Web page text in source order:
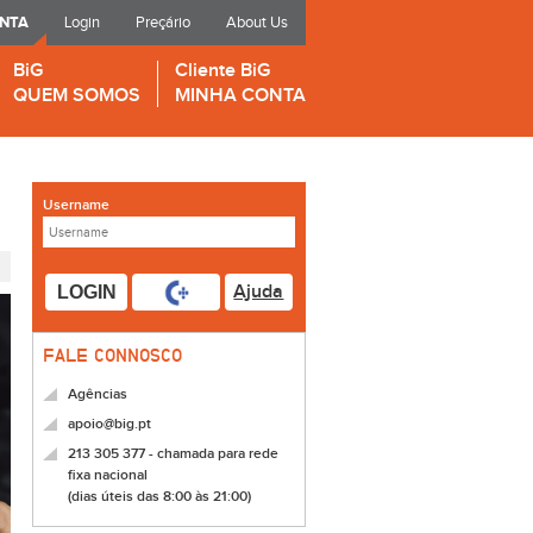
Login Preçário About Us
BiG
QUEM SOMOS
Cliente BiG
MINHA CONTA
Username
LOGIN Ajuda
FALE CONNOSCO
Agências
apoio@big.pt
213 305 377 - chamada para rede
fixa nacional
(dias úteis das 8:00 às 21:00)